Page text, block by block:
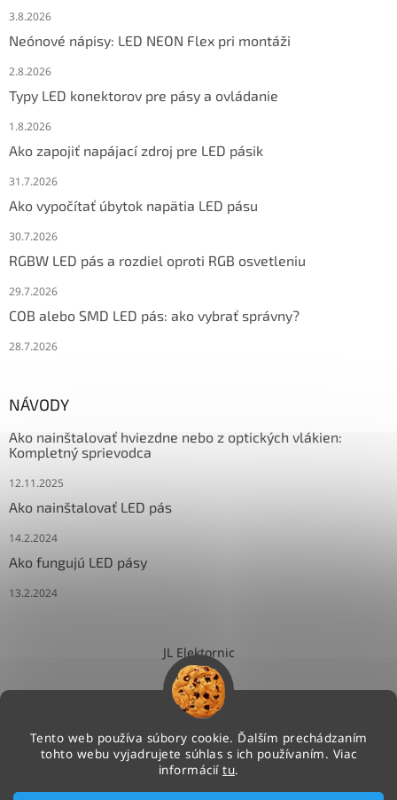
Tento web používa súbory cookie. Ďalším prechádzaním
tohto webu vyjadrujete súhlas s ich používaním. Viac
informácií tu.
3.8.2026
Neónové nápisy: LED NEON Flex pri montáži
2.8.2026
Typy LED konektorov pre pásy a ovládanie
1.8.2026
Ako zapojiť napájací zdroj pre LED pásik
31.7.2026
Ako vypočítať úbytok napätia LED pásu
30.7.2026
RGBW LED pás a rozdiel oproti RGB osvetleniu
29.7.2026
COB alebo SMD LED pás: ako vybrať správny?
28.7.2026
NÁVODY
Ako nainštalovať hviezdne nebo z optických vlákien:
Kompletný sprievodca
12.11.2025
Ako nainštalovať LED pás
14.2.2024
Ako fungujú LED pásy
13.2.2024
JL Elektornic
Vytvoril Shoptet